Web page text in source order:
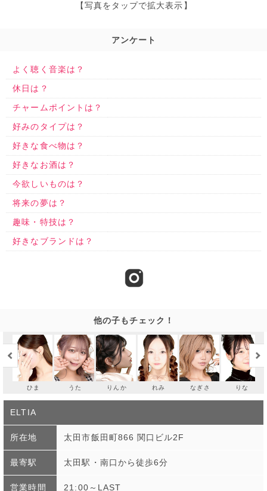
【写真をタップで拡大表示】
アンケート
よく聴く音楽は？
休日は？
チャームポイントは？
好みのタイプは？
好きな食べ物は？
好きなお酒は？
今欲しいものは？
将来の夢は？
趣味・特技は？
好きなブランドは？
他の子もチェック！
ひま うた りんか れみ なぎさ りな
ELTIA
所在地 太田市飯田町866 関口ビル2F
最寄駅 太田駅・南口から徒歩6分
営業時間 21:00～LAST